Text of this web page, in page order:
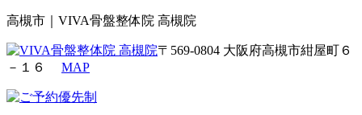
高槻市｜VIVA骨盤整体院 高槻院
〒569-0804 大阪府高槻市紺屋町６
－１６ MAP